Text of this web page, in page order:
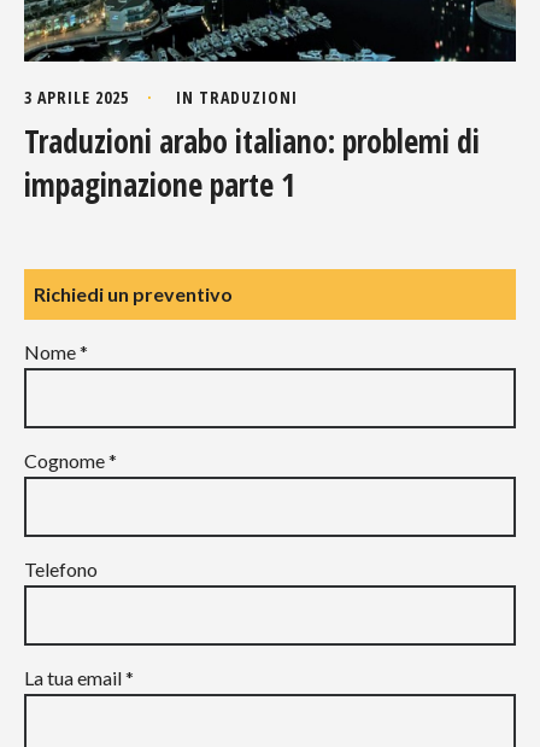
3 APRILE 2025 IN TRADUZIONI
Traduzioni arabo italiano: problemi di
impaginazione parte 1
Richiedi un preventivo
Nome *
Cognome *
Telefono
La tua email *